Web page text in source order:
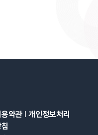
용약관 l개인정보처리